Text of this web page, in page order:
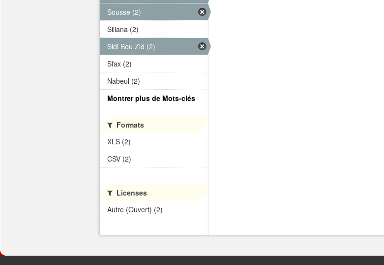
Sousse (2)
Siliana (2)
Sidi Bou Zid (2)
Sfax (2)
Nabeul (2)
Montrer plus de Mots-clés
Formats
XLS (2)
CSV (2)
Licenses
Autre (Ouvert) (2)